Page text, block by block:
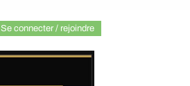
Se connecter / rejoindre